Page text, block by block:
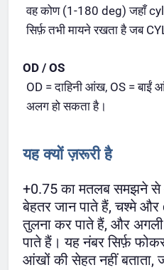
वह कोण (1-180 deg) जहाँ
सिर्फ़ तभी मायने रखता है जब
OD / OS
OD = दाहिनी आंख, OS =
अलग हो सकता है।
यह क्यों ज़रूरी है
+0.75 का मतलब समझने
बेहतर जान पाते हैं, चश्मे
तुलना कर पाते हैं, और
पाते हैं। यह नंबर सिर्फ़
आंखों की सेहत नहीं बताता,